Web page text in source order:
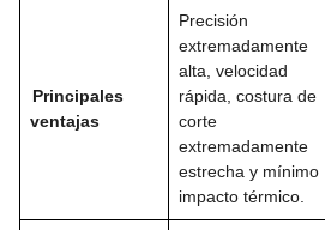
Principales
ventajas
Precisión
extremadamente
alta, velocidad
rápida, costura de
corte
extremadamente
estrecha y mínimo
impacto térmico.